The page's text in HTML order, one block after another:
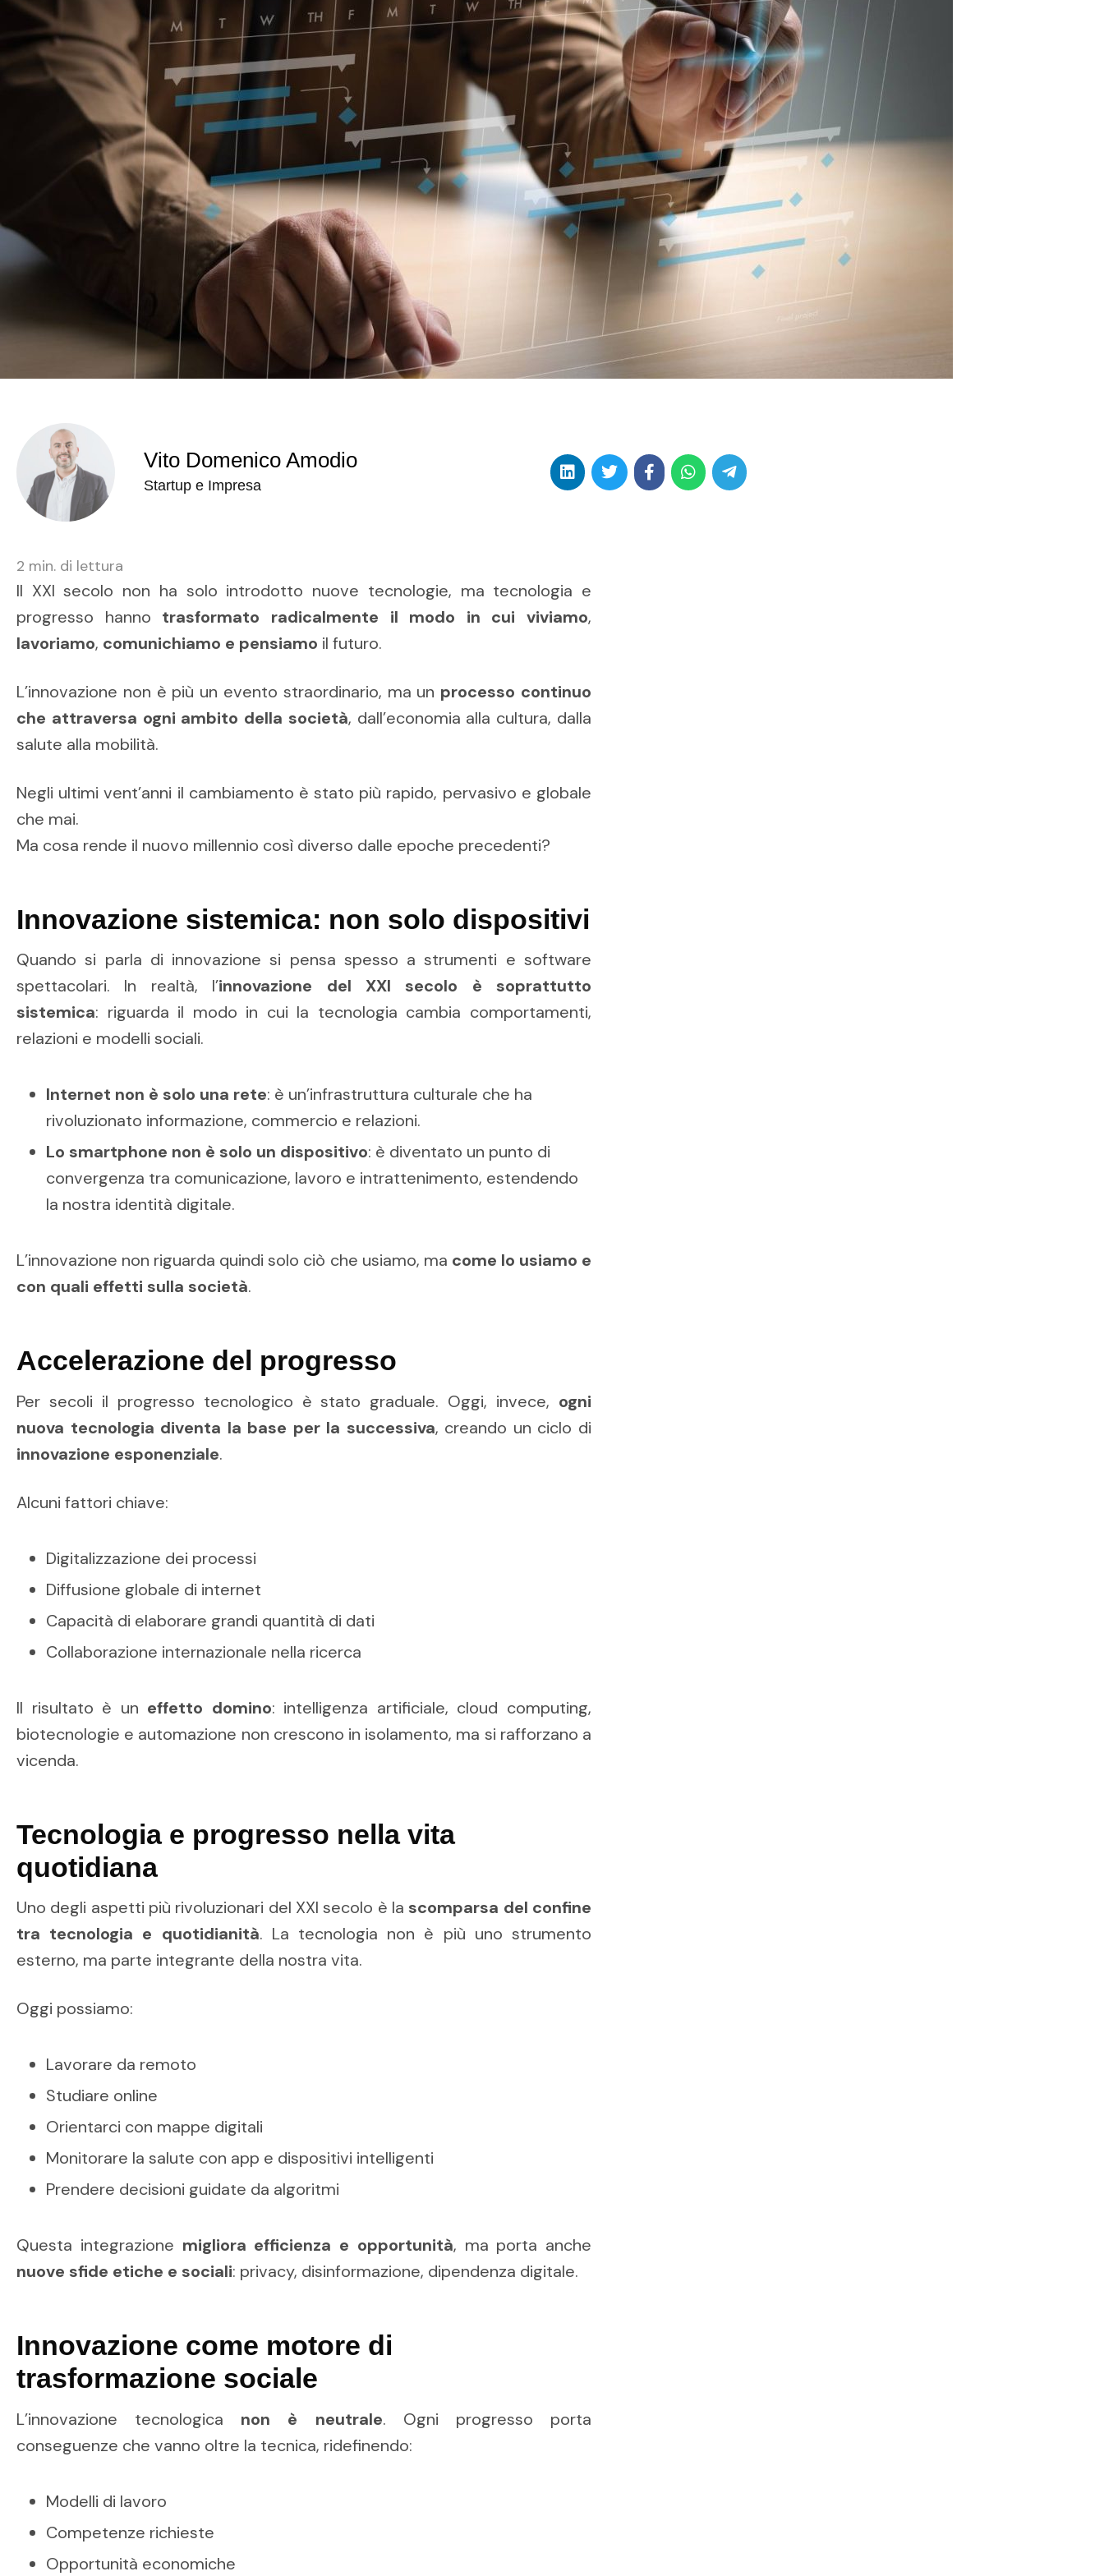
Vito Domenico Amodio
Startup e Impresa
2 min. di lettura
Il XXI secolo non ha solo introdotto nuove tecnologie, ma tecnologia e
progresso hanno trasformato radicalmente il modo in cui viviamo,
lavoriamo, comunichiamo e pensiamo il futuro.
L’innovazione non è più un evento straordinario, ma un processo continuo
che attraversa ogni ambito della società, dall’economia alla cultura, dalla
salute alla mobilità.
Negli ultimi vent’anni il cambiamento è stato più rapido, pervasivo e globale
che mai.
Ma cosa rende il nuovo millennio così diverso dalle epoche precedenti?
Innovazione sistemica: non solo dispositivi
Quando si parla di innovazione si pensa spesso a strumenti e software
spettacolari. In realtà, l’innovazione del XXI secolo è soprattutto
sistemica: riguarda il modo in cui la tecnologia cambia comportamenti,
relazioni e modelli sociali.
Internet non è solo una rete: è un’infrastruttura culturale che ha
rivoluzionato informazione, commercio e relazioni.
Lo smartphone non è solo un dispositivo: è diventato un punto di
convergenza tra comunicazione, lavoro e intrattenimento, estendendo
la nostra identità digitale.
L’innovazione non riguarda quindi solo ciò che usiamo, ma come lo usiamo e
con quali effetti sulla società.
Accelerazione del progresso
Per secoli il progresso tecnologico è stato graduale. Oggi, invece, ogni
nuova tecnologia diventa la base per la successiva, creando un ciclo di
innovazione esponenziale.
Alcuni fattori chiave:
Digitalizzazione dei processi
Diffusione globale di internet
Capacità di elaborare grandi quantità di dati
Collaborazione internazionale nella ricerca
Il risultato è un effetto domino: intelligenza artificiale, cloud computing,
biotecnologie e automazione non crescono in isolamento, ma si rafforzano a
vicenda.
Tecnologia e progresso nella vita
quotidiana
Uno degli aspetti più rivoluzionari del XXI secolo è la scomparsa del confine
tra tecnologia e quotidianità. La tecnologia non è più uno strumento
esterno, ma parte integrante della nostra vita.
Oggi possiamo:
Lavorare da remoto
Studiare online
Orientarci con mappe digitali
Monitorare la salute con app e dispositivi intelligenti
Prendere decisioni guidate da algoritmi
Questa integrazione migliora efficienza e opportunità, ma porta anche
nuove sfide etiche e sociali: privacy, disinformazione, dipendenza digitale.
Innovazione come motore di
trasformazione sociale
L’innovazione tecnologica non è neutrale. Ogni progresso porta
conseguenze che vanno oltre la tecnica, ridefinendo:
Modelli di lavoro
Competenze richieste
Opportunità economiche